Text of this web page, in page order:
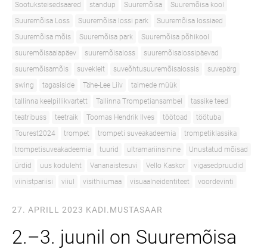
Sootuksteisedsaared
standup Suuremõisa
Suuremõisa kool
Suuremõisa Loss
Suuremõisa lossi park
Suuremõisa lossiaed
Suuremõisa mõis
Suuremõisa park
Suuremõisa põhikool
suuremõisaaiapäev
suuremõisaloss
suuremõisalossipäevad
suuremõisamõis
suvekleit suveõhtusuuremõisalossis
suvepärg
swing
tagasiside Tähe-Lee Liiv
taimede müük
tallinna keelpillikvartett
Tallinna Trompetiansambel
tassike teed
teatribuss
teetraik Toomas Hendrik Ilves töötoad
töötuba
Tourest2024
trompet trompeti suveakadeemia
trompetiklassika
trompetisuveakadeemia
tuurid ultramariinsinine
Unustatud mõisad
ürdid
uus koduleht Vananaistesuvi Vello Kaskor
vigasedpruudid
viinistpariisi
viiul visithiiumaa visuaalneidentiteet voordevinti
27. APRILL 2023 KADI.MUSTASAAR
2.–3. juunil on Suuremõisa